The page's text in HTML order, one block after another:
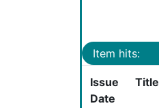
Item hits:
Issue
Date
Title